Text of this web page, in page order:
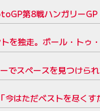
第8戦ハンガリーGP
を独走。ポール・トゥ
でスペースを見つけら
今はただベストを尽く